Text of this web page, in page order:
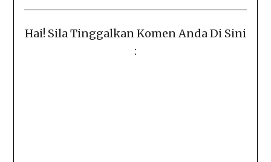
Hai! Sila Tinggalkan Komen Anda Di Sini
: